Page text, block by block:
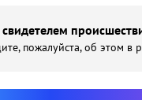
свидетелем
пожалуйста, об этом в